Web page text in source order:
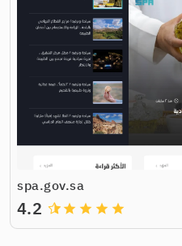
spa.gov.sa
grade
grade
grade
grade
4.2